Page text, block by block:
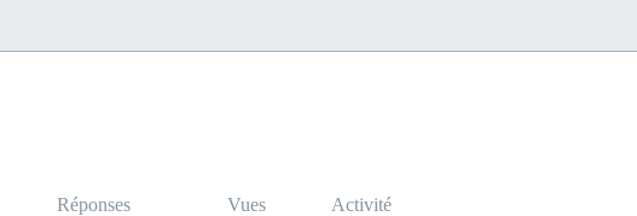
Réponses Vues Activité